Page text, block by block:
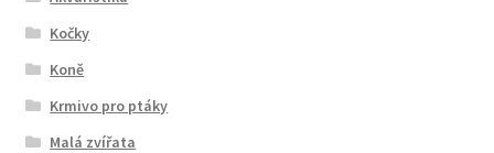
Kočky
Koně
Krmivo pro ptáky
Malá zvířata